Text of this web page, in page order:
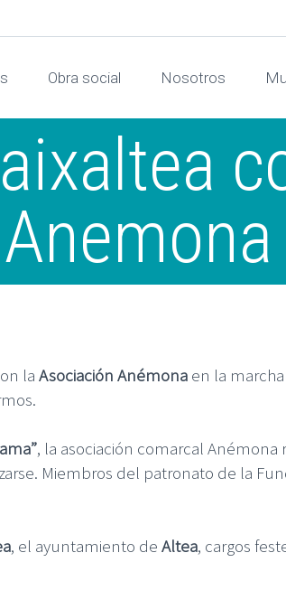
Obra social Nosotros
Anemona
la Asociación Anémona en la
, la asociación comarcal
Miembros del patronato de la
, el ayuntamiento de Altea, cargos